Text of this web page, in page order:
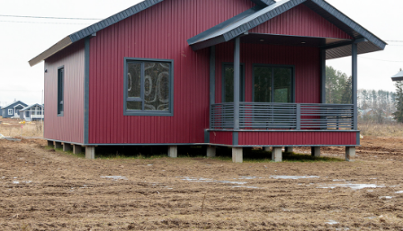
Монтаж кровли
Дом по адресу
ул. Столичная, 26